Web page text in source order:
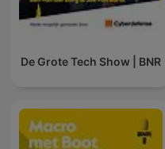
De Grote Tech Show | BNR